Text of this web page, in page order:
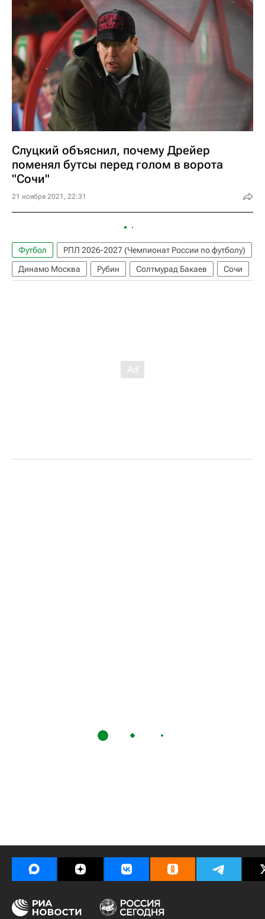
Слуцкий объяснил, почему Дрейер
поменял бутсы перед голом в ворота
"Сочи"
21 ноября 2021, 22:31
Футбол
РПЛ 2026-2027 (Чемпионат России по футболу)
Динамо Москва
Рубин Солтмурад Бакаев Сочи